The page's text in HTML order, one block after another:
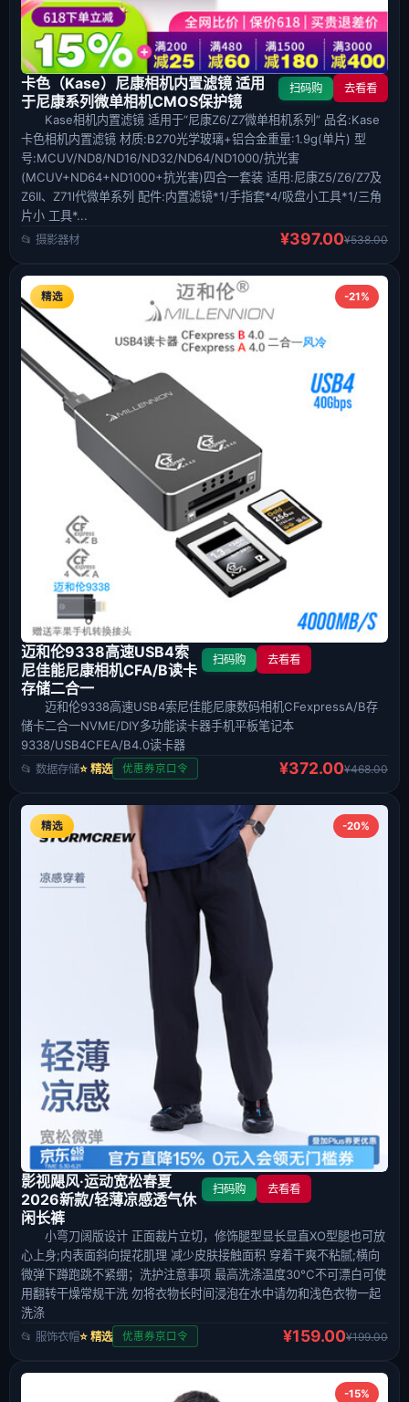
卡色（Kase）尼康相机内置滤镜 适用
于尼康系列微单相机CMOS保护镜
扫码购 去看看
Kase相机内置滤镜 适用于“尼康Z6/Z7微单相机系列” 品名:Kase
卡色相机内置滤镜 材质:B270光学玻璃+铝合金重量:1.9g(单片) 型
号:MCUV/ND8/ND16/ND32/ND64/ND1000/抗光害
(MCUV+ND64+ND1000+抗光害)四合一套装 适用:尼康Z5/Z6/Z7及
Z6II、Z71l代微单系列 配件:内置滤镜*1/手指套*4/吸盘小工具*1/三角
片小 工具*...
📂 摄影器材 ¥397.00¥538.00
-21%
精选
迈和伦9338高速USB4索
尼佳能尼康相机CFA/B读卡
存储二合一
扫码购 去看看
迈和伦9338高速USB4索尼佳能尼康数码相机CFexpressA/B存
储卡二合一NVME/DIY多功能读卡器手机平板笔记本
9338/USB4CFEA/B4.0读卡器
📂 数据存储⭐ 精选 优惠券京口令 ¥372.00¥468.00
-20%
精选
影视飓风·运动宽松春夏
2026新款/轻薄凉感透气休
闲长裤
扫码购 去看看
小弯刀阔版设计 正面裁片立切，修饰腿型显长显直XO型腿也可放
心上身;内表面斜向提花肌理 减少皮肤接触面积 穿着干爽不粘腻;横向
微弹下蹲跑跳不紧绷；洗护注意事项 最高洗涤温度30°C不可漂白可使
用翻转干燥常规干洗 勿将衣物长时间浸泡在水中请勿和浅色衣物一起
洗涤
📂 服饰衣帽⭐ 精选 优惠券京口令 ¥159.00¥199.00
-15%